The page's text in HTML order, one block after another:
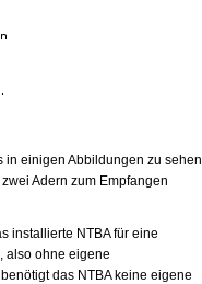
in einigen Abbildungen zu sehen
Adern zum Empfangen
installierte NTBA für eine
also ohne eigene
das NTBA keine eigene